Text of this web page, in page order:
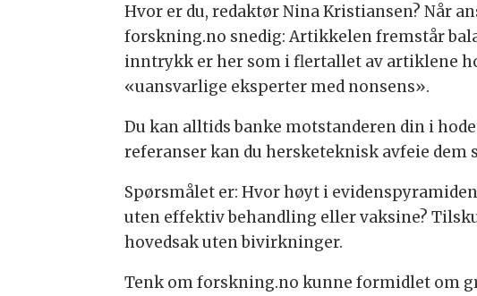
Hvor er du, redaktør Nina Kristiansen? Når
forskning.no snedig: Artikkelen fremstår
inntrykk er her som i flertallet av artiklene
«uansvarlige eksperter med nonsens».
Du kan alltids banke motstanderen din i
referanser kan du hersketeknisk avfeie
Spørsmålet er: Hvor høyt i
uten effektiv behandling eller vaksine?
hovedsak uten bivirkninger.
Tenk om forskning.no kunne formidlet om